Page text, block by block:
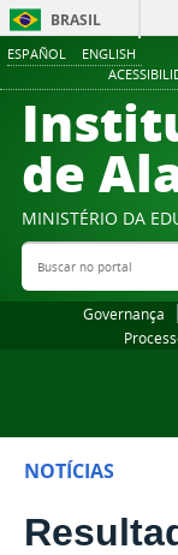
ESPAÑOL ENGLISH
BRASIL
de
MINISTÉRIO DA
Buscar no portal
Governança
NOTÍCIAS